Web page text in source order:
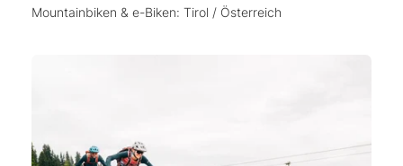
Mountainbiken & e-Biken: Tirol / Österreich